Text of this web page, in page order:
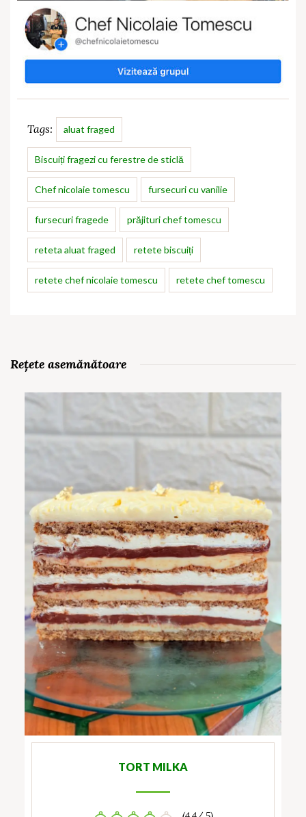
Tags: aluat fraged
Biscuiți fragezi cu ferestre de sticlă
Chef nicolaie tomescu fursecuri cu vanilie
fursecuri fragede prăjituri chef tomescu
reteta aluat fraged retete biscuiți
retete chef nicolaie tomescu retete chef tomescu
Rețete asemănătoare
TORT MILKA